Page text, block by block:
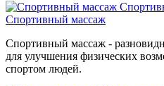
Спортивный массаж
Спортивный массаж -
для улучшения физических
спортом людей.